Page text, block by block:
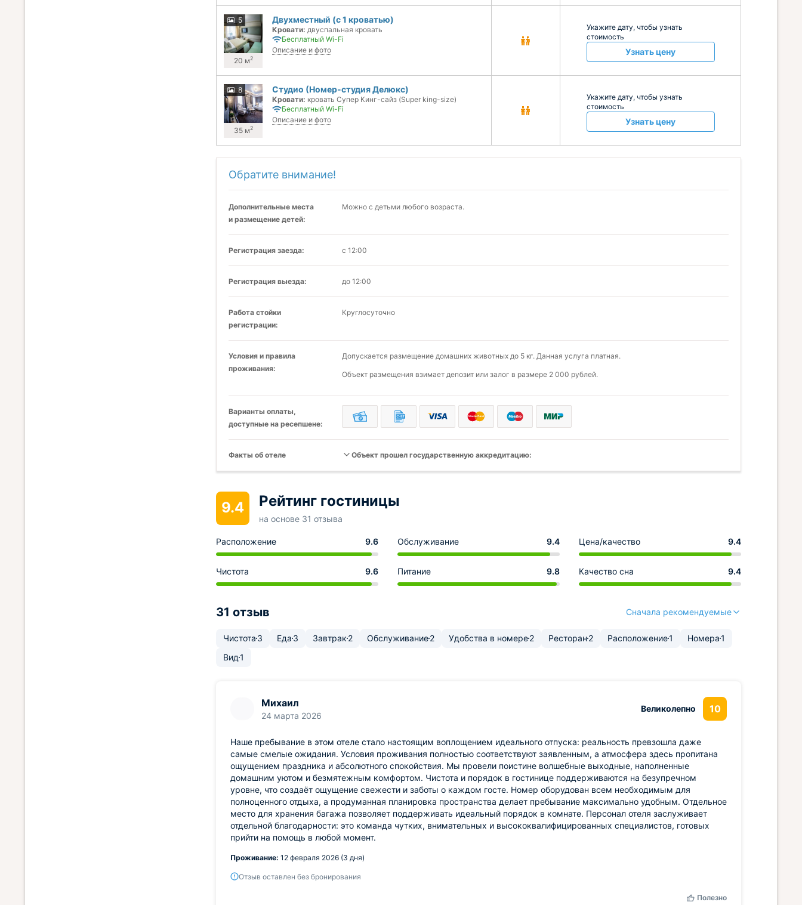
5
20 м2
Двухместный (с 1 кроватью)
Кровати: двуспальная кровать
Бесплатный Wi-Fi
Описание и фото
Укажите дату, чтобы узнать
стоимость
Узнать цену
8
35 м2
Студио (Номер-студия Делюкс)
Кровати: кровать Супер Кинг-сайз (Super king-size)
Бесплатный Wi-Fi
Описание и фото
Укажите дату, чтобы узнать
стоимость
Узнать цену
Обратите внимание!
Дополнительные места
и размещение детей:
Можно с детьми любого возраста.
Регистрация заезда: с 12:00
Регистрация выезда: до 12:00
Работа стойки
регистрации:
Круглосуточно
Условия и правила
проживания:
Допускается размещение домашних животных до 5 кг. Данная услуга платная.
Объект размещения взимает депозит или залог в размере 2 000 рублей.
Варианты оплаты,
доступные на ресепшене:
Факты об отеле Объект прошел государственную аккредитацию:
9.4 Рейтинг гостиницы
на основе 31 отзыва
Расположение 9.6 Обслуживание 9.4 Цена/качество 9.4
Чистота 9.6 Питание 9.8 Качество сна 9.4
31 отзыв Сначала рекомендуемые
Чистота 3 Еда 3 Завтрак 2 Обслуживание2 Удобства в номере2 Ресторан 2 Расположение1 Номера1
Вид1
Михаил
24 марта 2026
Великолепно 10
Наше пребывание в этом отеле стало настоящим воплощением идеального отпуска: реальность превзошла даже
самые смелые ожидания. Условия проживания полностью соответствуют заявленным, а атмосфера здесь пропитана
ощущением праздника и абсолютного спокойствия. Мы провели поистине волшебные выходные, наполненные
домашним уютом и безмятежным комфортом. Чистота и порядок в гостинице поддерживаются на безупречном
уровне, что создаёт ощущение свежести и заботы о каждом госте. Номер оборудован всем необходимым для
полноценного отдыха, а продуманная планировка пространства делает пребывание максимально удобным. Отдельное
место для хранения багажа позволяет поддерживать идеальный порядок в комнате. Персонал отеля заслуживает
отдельной благодарности: это команда чутких, внимательных и высококвалифицированных специалистов, готовых
прийти на помощь в любой момент.
Проживание: 12 февраля 2026 (3 дня)
Отзыв оставлен без бронирования
Полезно